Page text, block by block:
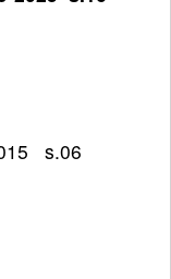
s.06